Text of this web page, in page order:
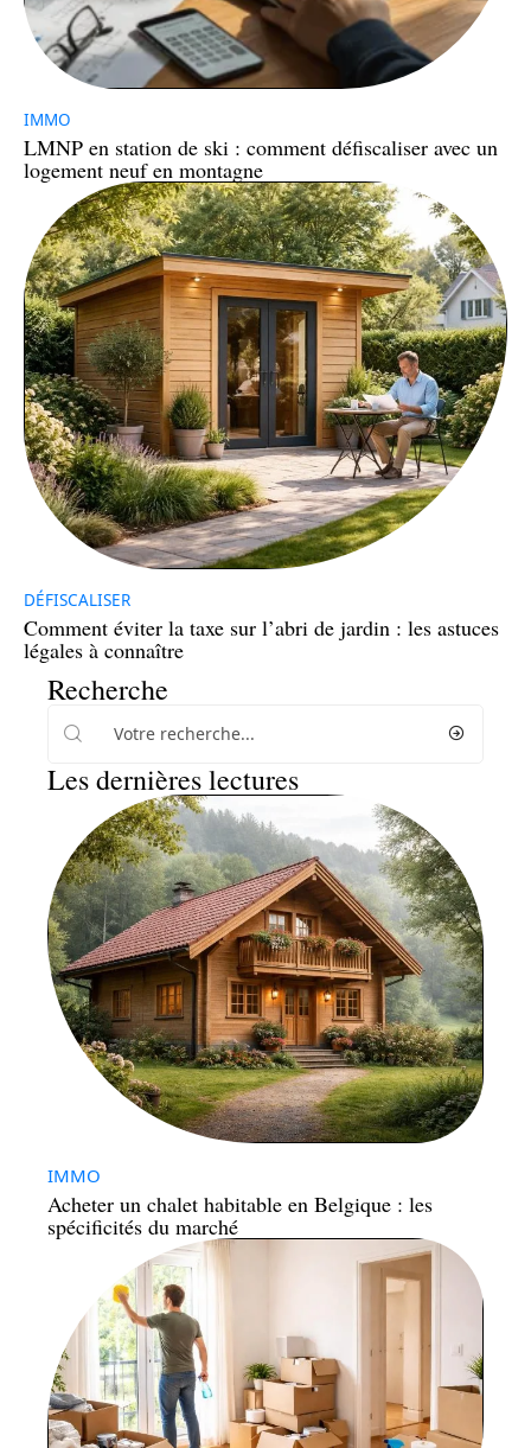
IMMO
LMNP en station de ski : comment défiscaliser avec un
logement neuf en montagne
DÉFISCALISER
Comment éviter la taxe sur l’abri de jardin : les astuces
légales à connaître
Recherche
Les dernières lectures
IMMO
Acheter un chalet habitable en Belgique : les
spécificités du marché